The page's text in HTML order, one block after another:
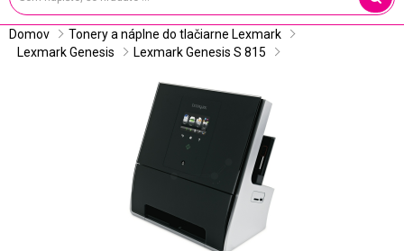
Domov
Tonery a náplne do tlačiarne Lexmark
Lexmark Genesis
Lexmark Genesis S 815